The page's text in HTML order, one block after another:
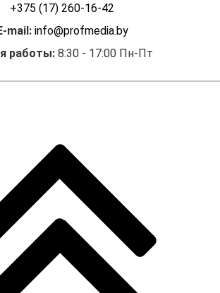
+375 (17) 260-16-42
mail: info@profmedia.by
работы:8:30 - 17:00 Пн-Пт